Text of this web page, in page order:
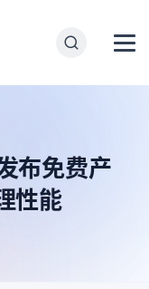
布免费产
性能